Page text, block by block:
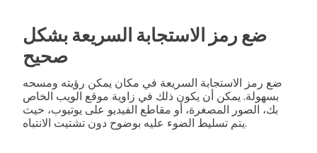
ضع رمز الاستجابة السريعة بشكل
صحيح
ضع رمز الاستجابة السريعة في مكان يمكن رؤيته ومسحه
بسهولة. يمكن أن يكون ذلك في زاوية موقع الويب الخاص
بك، الصور المصغرة، أو مقاطع الفيديو على يوتيوب، حيث
يتم تسليط الضوء عليه بوضوح دون تشتيت الانتباه.